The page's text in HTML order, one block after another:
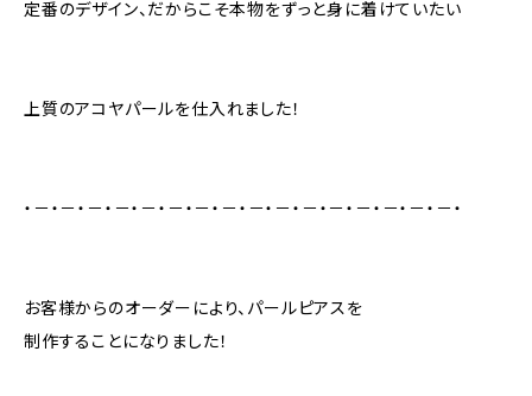
定番のデザイン、だからこそ本物をずっと身に着けていたい
上質のアコヤパールを仕入れました！
・－・－・－・－・－・－・－・－・－・－・－・－・－・－・－・－・
お客様からのオーダーにより、パールピアスを
制作することになりました！